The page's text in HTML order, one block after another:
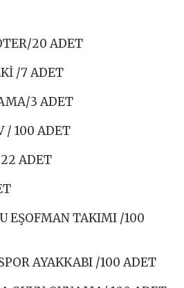
20 ADET
/7 ADET
3 ADET
/ 100 ADET
ADET
EŞOFMAN TAKIMI /100
AYAKKABI /100 ADET